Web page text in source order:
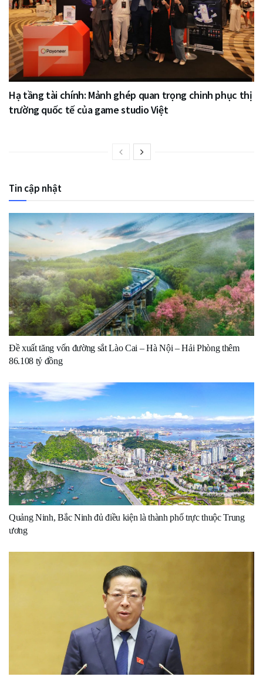
Hạ tầng tài chính: Mảnh ghép quan trọng chinh phục thị
trường quốc tế của game studio Việt
Tin cập nhật
Đề xuất tăng vốn đường sắt Lào Cai – Hà Nội – Hải Phòng thêm
86.108 tỷ đồng
Quảng Ninh, Bắc Ninh đủ điều kiện là thành phố trực thuộc Trung
ương